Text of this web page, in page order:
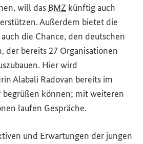
will das BMZ künftig auch
Außerdem bietet die
auch die Chance, den deutschen
der bereits 27 Organisationen
Hier wird
Alabali Radovan bereits im
begrüßen können; mit weiteren
laufen Gespräche.
und Erwartungen der jungen